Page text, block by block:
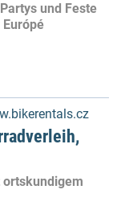
und Feste